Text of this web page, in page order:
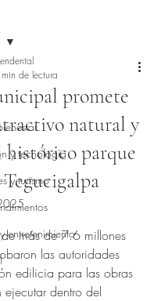
y tecnología
y turismo
entretenimiento
promete
natural y
parque
de lectura
5 estrellas.
más de 7.6 millones
las autoridades
edilicia para las obras
dentro del